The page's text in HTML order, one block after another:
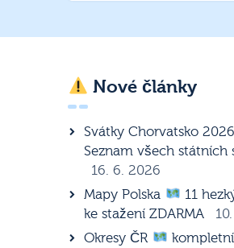
Nové články
Svátky Chorvatsko
Seznam všech státních
16. 6. 2026
Mapy Polska
11
ke stažení ZDARMA
Okresy ČR